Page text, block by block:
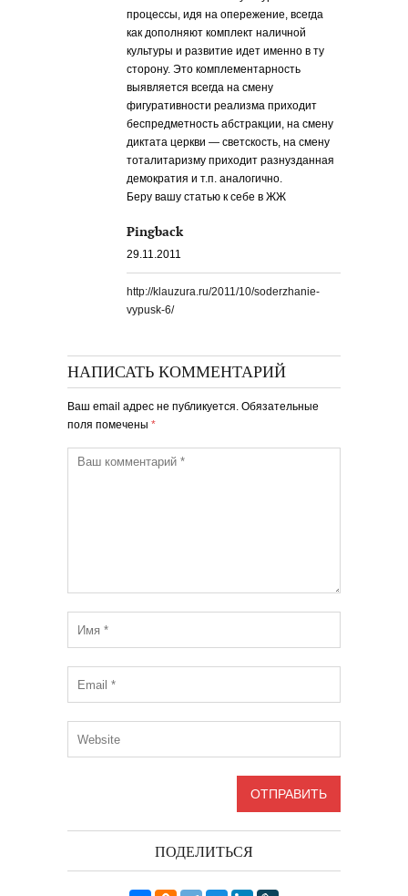
процессы, идя на опережение, всегда
как дополняют комплект наличной
культуры и развитие идет именно в ту
сторону. Это комплементарность
выявляется всегда на смену
фигуративности реализма приходит
беспредметность абстракции, на смену
диктата церкви — светскость, на смену
тоталитаризму приходит разнузданная
демократия и т.п. аналогично.
Беру вашу статью к себе в ЖЖ
Pingback
29.11.2011
http://klauzura.ru/2011/10/soderzhanie-
vypusk-6/
НАПИСАТЬ КОММЕНТАРИЙ
Ваш email адрес не публикуется. Обязательные
поля помечены *
ПОДЕЛИТЬСЯ